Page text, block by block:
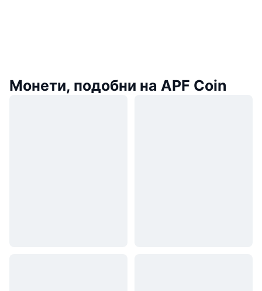
Монети, подобни на APF Coin